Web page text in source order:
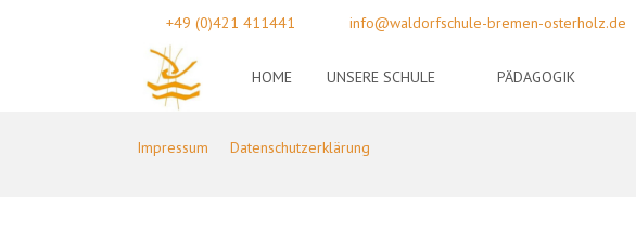
+49 (0)421 411441 info@waldorfschule-bremen-osterholz.de
HOME UNSERE SCHULE PÄDAGOGIK
Impressum Datenschutzerklärung